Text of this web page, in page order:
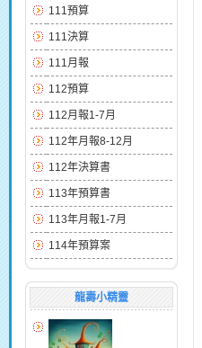
111預算
111決算
111月報
112預算
112月報1-7月
112年月報8-12月
112年決算書
113年預算書
113年月報1-7月
114年預算案
龍壽小精靈